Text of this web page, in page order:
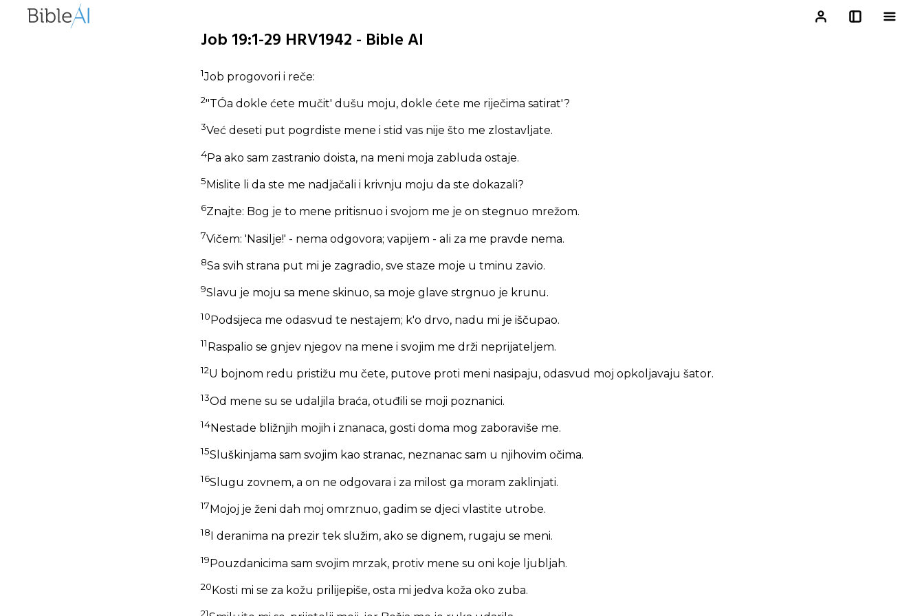
Job 19:1-29 HRV1942 - Bible AI
1Job progovori i reče:
2"TÓa dokle ćete mučit' dušu moju, dokle ćete me riječima satirat'?
3Već deseti put pogrdiste mene i stid vas nije što me zlostavljate.
4Pa ako sam zastranio doista, na meni moja zabluda ostaje.
5 Mislite li da ste me nadjačali i krivnju moju da ste dokazali?
6Znajte: Bog je to mene pritisnuo i svojom me je on stegnuo mrežom.
7Vičem: 'Nasilje!' - nema odgovora; vapijem - ali za me pravde nema.
8Sa svih strana put mi je zagradio, sve staze moje u tminu zavio.
9Slavu je moju sa mene skinuo, sa moje glave strgnuo je krunu.
10Podsijeca me odasvud te nestajem; k'o drvo, nadu mi je iščupao.
11 Raspalio se gnjev njegov na mene i svojim me drži neprijateljem.
12U bojnom redu pristižu mu čete, putove proti meni nasipaju, odasvud moj opkoljavaju šator.
13Od mene su se udaljila braća, otuđili se moji poznanici.
14Nestade bližnjih mojih i znanaca, gosti doma mog zaboraviše me.
15Sluškinjama sam svojim kao stranac, neznanac sam u njihovim očima.
16Slugu zovnem, a on ne odgovara i za milost ga moram zaklinjati.
17 Mojoj je ženi dah moj omrznuo, gadim se djeci vlastite utrobe.
18 I deranima na prezir tek služim, ako se dignem, rugaju se meni.
19Pouzdanicima sam svojim mrzak, protiv mene su oni koje ljubljah.
20 Kosti mi se za kožu prilijepiše, osta mi jedva koža oko zuba.
21